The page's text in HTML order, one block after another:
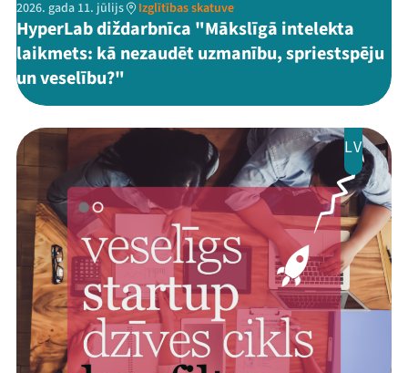
2026. gada 11. jūlijs Izglītības skatuve
HyperLab diždarbnīca "Mākslīgā intelekta
laikmets: kā nezaudēt uzmanību, spriestspēju
un veselību?"
LV